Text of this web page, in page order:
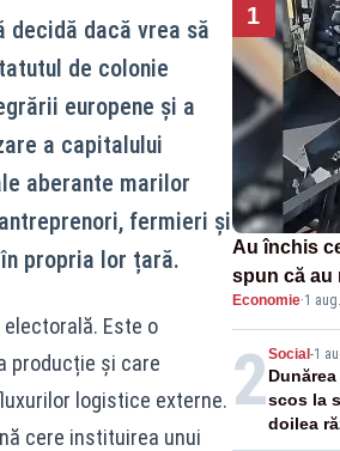
decidă dacă vrea să
de colonie
europene și a
a capitalului
aberante marilor
fermieri și
propria lor țară.
Este o
producție și care
logistice externe.
cere instituirea unui
1
Au închis
spun că au
pasează
Economie·1
2Social -1
scos la
doilea